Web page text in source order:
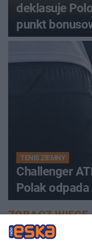
deklasuje
punkt
TENIS ZIEMNY
Challenger
Polak
ZOBACZ